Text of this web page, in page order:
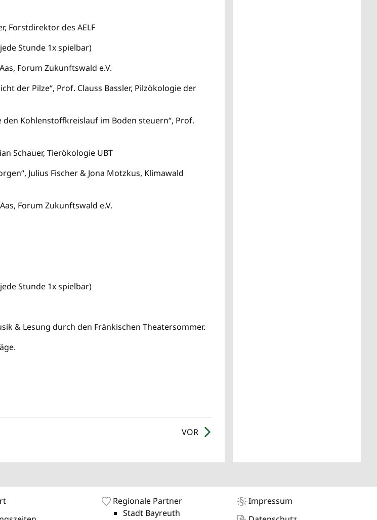
Forstdirektor des AELF
Stunde 1x spielbar)
Forum Zukunftswald e.V.
der Pilze“, Prof. Clauss Bassler, Pilzökologie der
Kohlenstoffkreislauf im Boden steuern“, Prof.
Schauer, Tierökologie UBT
Julius Fischer & Jona Motzkus, Klimawald
Forum Zukunftswald e.V.
Stunde 1x spielbar)
& Lesung durch den Fränkischen Theatersommer.
VOR
Regionale Partner
Stadt Bayreuth
Impressum